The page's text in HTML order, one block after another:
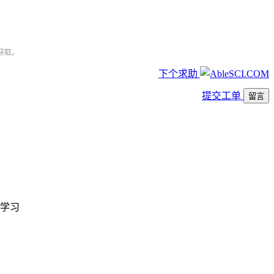
。
下个求助
提交工单 留言
习